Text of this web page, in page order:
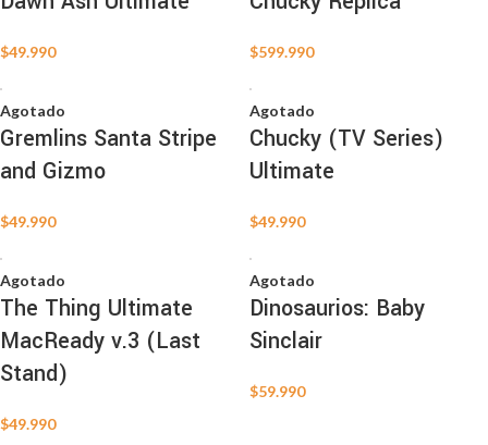
$49.990 $599.990
Agotado
Gremlins Santa Stripe
and Gizmo
$49.990
Agotado
Chucky (TV Series)
Ultimate
$49.990
Agotado
The Thing Ultimate
MacReady v.3 (Last
Stand)
$49.990
Agotado
Dinosaurios: Baby
Sinclair
$59.990